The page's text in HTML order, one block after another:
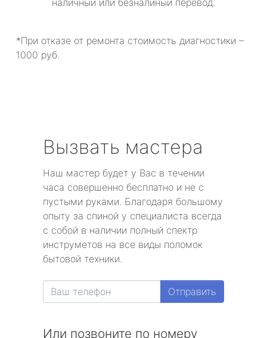
наличный или безналиный перевод.
*При отказе от ремонта стоимость диагностики –
1000 руб.
Вызвать мастера
Наш мастер будет у Вас в течении
часа совершенно бесплатно и не с
пустыми руками. Благодаря большому
опыту за спиной у специалиста всегда
с собой в наличии полный спектр
инструметов на все виды поломок
бытовой техники.
Отправить
Или позвоните по номеру